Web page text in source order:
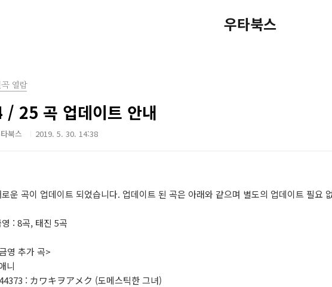
우타북스
곡 열람
/ 25 곡 업데이트 안내
북스 2019. 5. 30. 14:38
로운 곡이 업데이트 되었습니다. 업데이트 된 곡은 아래와 같으며 별도의 업데이트 필요
: 8곡, 태진 5곡
영 추가 곡>
니
: カワキヲアメク (도메스틱한 그녀)